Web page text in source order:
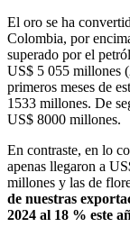
El oro se ha
Colombia, por
superado por el
US$ 5 055 millones
primeros meses de
1533 millones. De
US$ 8000 millones.
En contraste, en lo
apenas llegaron a
millones y las de
de nuestras
2024 al 18 % este